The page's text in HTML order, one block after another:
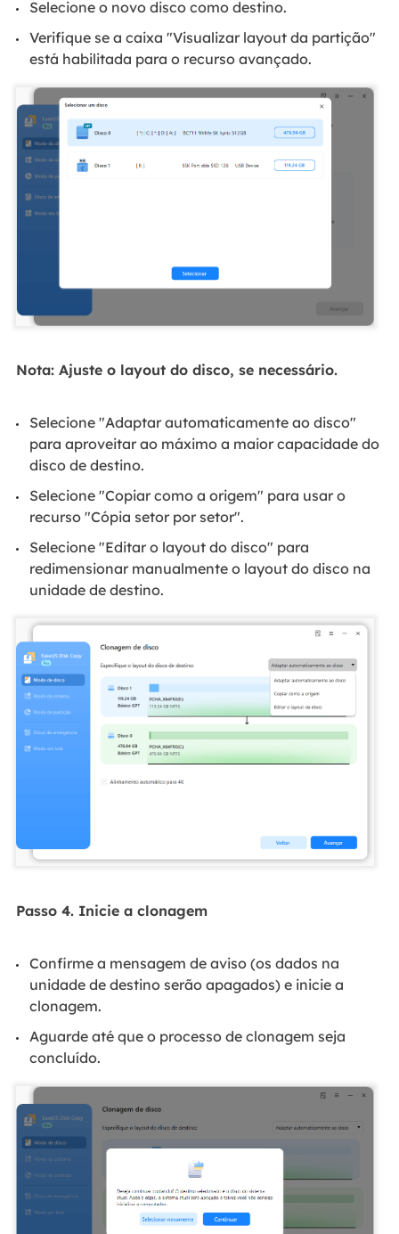
Selecione o novo disco como destino.
Verifique se a caixa "Visualizar layout da partição"
está habilitada para o recurso avançado.
Nota: Ajuste o layout do disco, se necessário.
Selecione "Adaptar automaticamente ao disco"
para aproveitar ao máximo a maior capacidade do
disco de destino.
Selecione "Copiar como a origem" para usar o
recurso "Cópia setor por setor".
Selecione "Editar o layout do disco" para
redimensionar manualmente o layout do disco na
unidade de destino.
Passo 4. Inicie a clonagem
Confirme a mensagem de aviso (os dados na
unidade de destino serão apagados) e inicie a
clonagem.
Aguarde até que o processo de clonagem seja
concluído.